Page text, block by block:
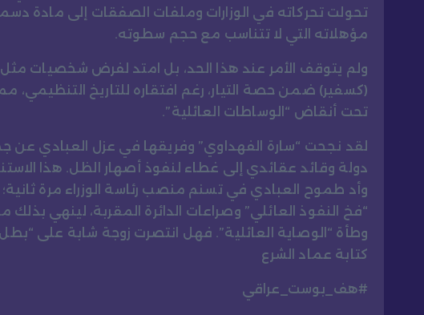
تحولت تحركاته في الوزارات وملفات الصفقات إلى مادة
مؤهلاته التي لا تتناسب مع حجم سطوته.
ولم يتوقف الأمر عند هذا الحد، بل امتد لفرض شخصيات
(كسفير) ضمن حصة التيار، رغم افتقاره للتاريخ التنظيمي،
تحت أنقاض “الوساطات العائلية”.
لقد نجحت “سارة الفهداوي” وفريقها في عزل العبادي
دولة وقائد عقائدي إلى غطاء لنفوذ أصهار الظل. هذا
وأد طموح العبادي في تسنم منصب رئاسة الوزراء مرة
“فخ النفوذ العائلي” وصراعات الدائرة المقربة، لينهي
وطأة “الوصاية العائلية”. فهل انتصرت زوجة شابة على “بطل
كتابة عماد الشرع
#هف_بوست_عراقي